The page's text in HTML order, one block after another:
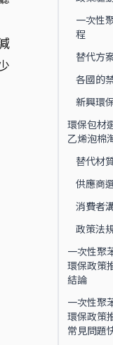
一次性
程
替代方
各國的
新興環
環保包材
乙烯泡棉
替代材
供應商
消費者
政策法
一次性聚
環保政策
結論
一次性聚
環保政策
常見問題